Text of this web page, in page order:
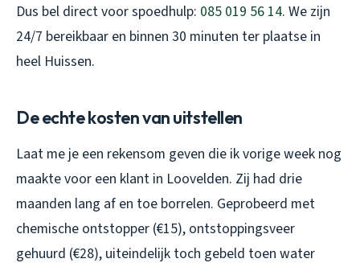
Dus bel direct voor spoedhulp: 085 019 56 14. We zijn
24/7 bereikbaar en binnen 30 minuten ter plaatse in
heel Huissen.
De echte kosten van uitstellen
Laat me je een rekensom geven die ik vorige week nog
maakte voor een klant in Loovelden. Zij had drie
maanden lang af en toe borrelen. Geprobeerd met
chemische ontstopper (€15), ontstoppingsveer
gehuurd (€28), uiteindelijk toch gebeld toen water